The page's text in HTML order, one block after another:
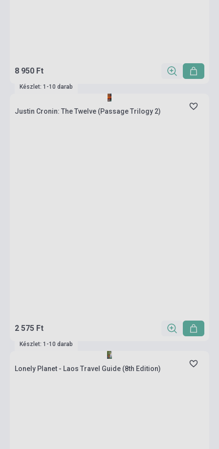
8 950 Ft
Készlet: 1-10 darab
Justin Cronin: The Twelve (Passage Trilogy 2)
2 575 Ft
Készlet: 1-10 darab
Lonely Planet - Laos Travel Guide (8th Edition)